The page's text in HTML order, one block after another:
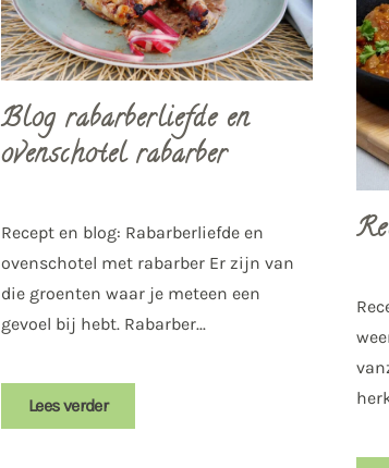
Blog rabarberliefde en
ovenschotel rabarber
Recept en blog: Rabarberliefde en
ovenschotel met rabarber Er zijn van
die groenten waar je meteen een
gevoel bij hebt. Rabarber...
Lees verder